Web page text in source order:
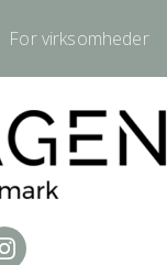
For virksomheder